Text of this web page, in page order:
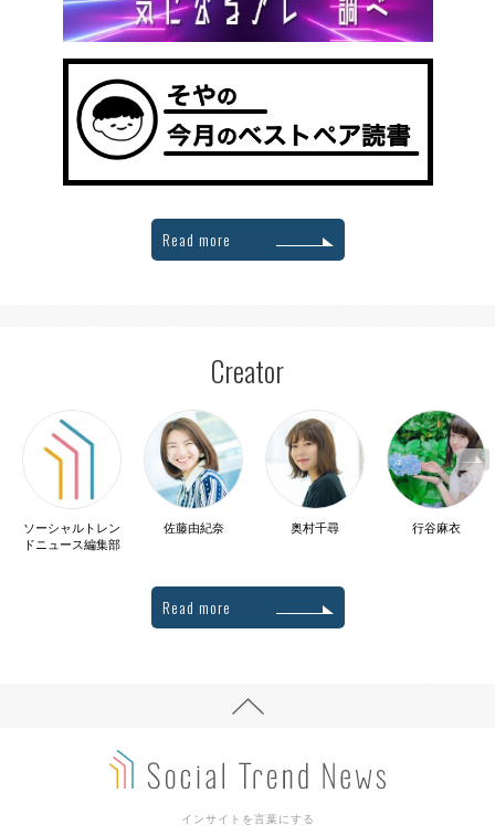
Read more
Creator
ソーシャルトレン
ドニュース編集部
佐藤由紀奈 奥村千尋 行谷麻衣
Read more
インサイトを言葉にする